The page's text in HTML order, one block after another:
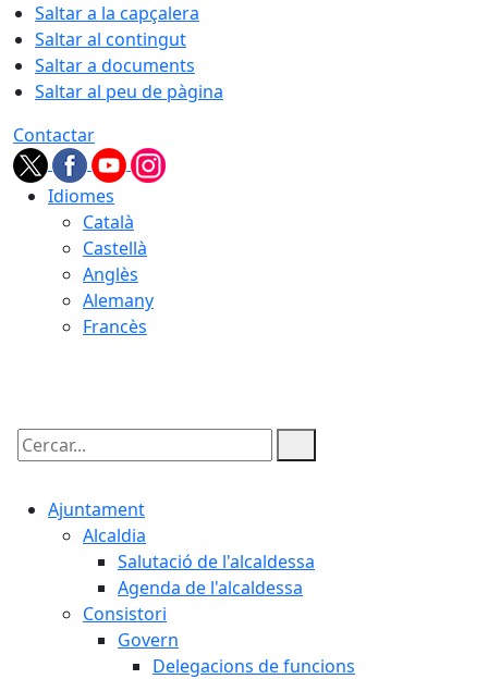
Saltar a la capçalera
Saltar al contingut
Saltar a documents
Saltar al peu de pàgina
Contactar
Idiomes
Català
Castellà
Anglès
Alemany
Francès
Cercar:
Ajuntament
Alcaldia
Salutació de l'alcaldessa
Agenda de l'alcaldessa
Consistori
Govern
Delegacions de funcions